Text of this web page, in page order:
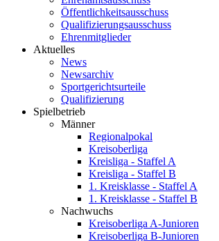
Öffentlichkeitsausschuss
Qualifizierungsausschuss
Ehrenmitglieder
Aktuelles
News
Newsarchiv
Sportgerichtsurteile
Qualifizierung
Spielbetrieb
Männer
Regionalpokal
Kreisoberliga
Kreisliga - Staffel A
Kreisliga - Staffel B
1. Kreisklasse - Staffel A
1. Kreisklasse - Staffel B
Nachwuchs
Kreisoberliga A-Junioren
Kreisoberliga B-Junioren